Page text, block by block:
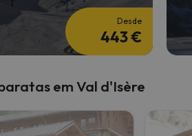
Desde
443 €
em Val d'Isère